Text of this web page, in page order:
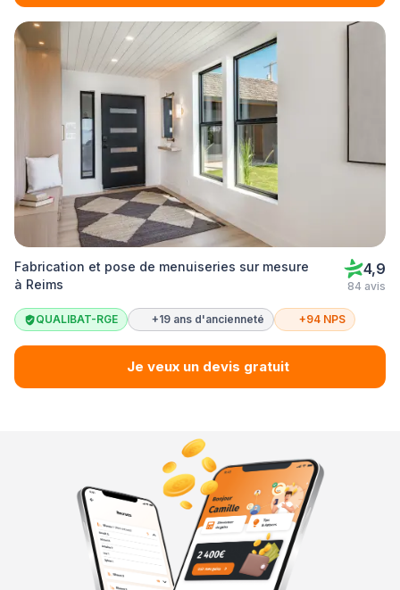
Fabrication et pose de menuiseries sur mesure
à Reims
4,9
84 avis
QUALIBAT-RGE +19 ans d'ancienneté +94 NPS
Je veux un devis gratuit